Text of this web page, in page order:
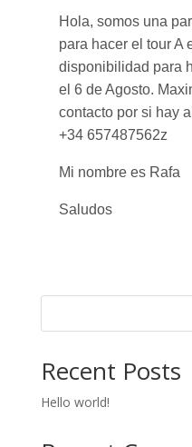
Hola, somos una
para hacer el tour A
disponibilidad para
el 6 de Agosto.
contacto por si hay
+34 657487562z
Mi nombre es Rafa
Saludos
Recent Posts
Hello world!